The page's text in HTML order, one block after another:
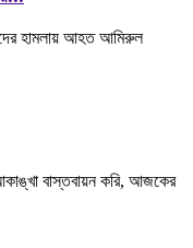
হামলায় আহত আমিরুল
বাস্তবায়ন করি, আজকের